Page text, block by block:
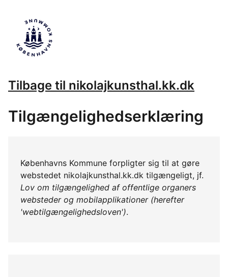
Tilbage til nikolajkunsthal.kk.dk
Tilgængelighedserklæring
Københavns Kommune forpligter sig til at gøre
webstedet nikolajkunsthal.kk.dk tilgængeligt, jf.
Lov om tilgængelighed af offentlige organers
websteder og mobilapplikationer (herefter
'webtilgængelighedsloven').